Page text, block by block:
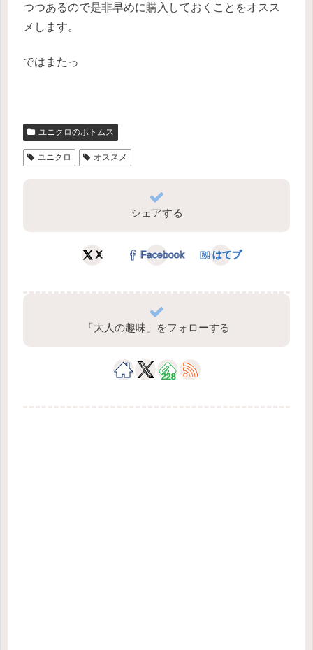
つつあるので是非早めに購入しておくことをオスス
メします。
ではまたっ
ユニクロのボトムス
ユニクロ オススメ
シェアする
X Facebook はてブ
「大人の趣味」をフォローする
228